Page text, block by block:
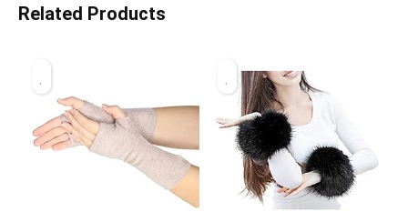
Related Products